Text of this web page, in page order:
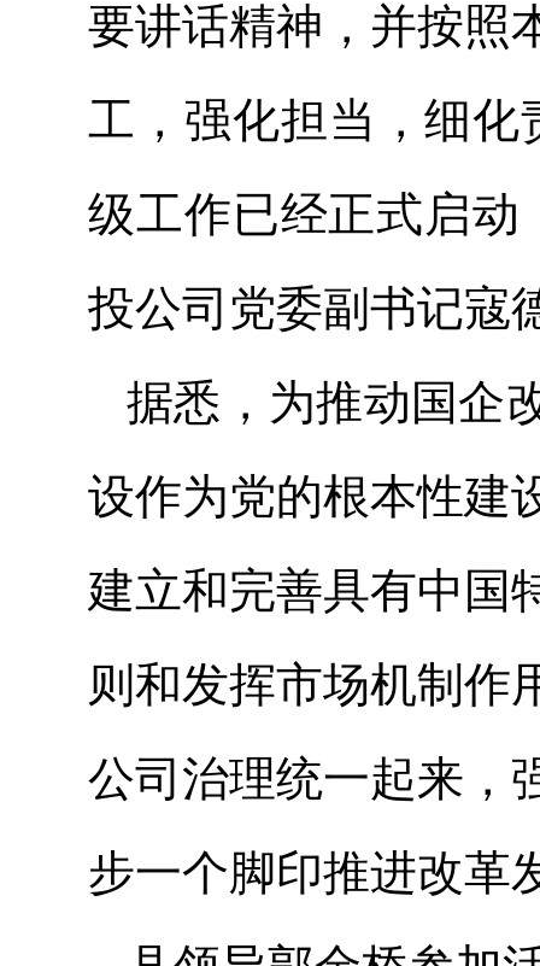
要讲话精神，并按照
工，强化担当，细
级工作已经正式启动
投公司党委副书记寇
据悉，为推动国企
设作为党的根本性建
建立和完善具有中国
则和发挥市场机制作
公司治理统一起来，
步一个脚印推进改革